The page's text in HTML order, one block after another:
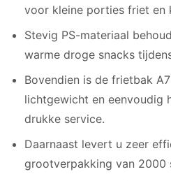
voor kleine porties friet en
Stevig PS-materiaal
warme droge snacks
Bovendien is de frietbak
lichtgewicht en eenvoudig
drukke service.
Daarnaast levert u zeer
grootverpakking van 2000